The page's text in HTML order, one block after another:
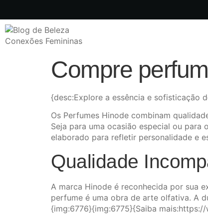
Compre
{desc:Explore a essência e sofisticação
Os Perfumes Hinode combinam
Seja para uma ocasião especial ou
elaborado para refletir personalidade e
Qualidade
A marca Hinode é reconhecida por sua
perfume é uma obra de arte olfativa. A
{img:6776}{img:6775}{Saiba